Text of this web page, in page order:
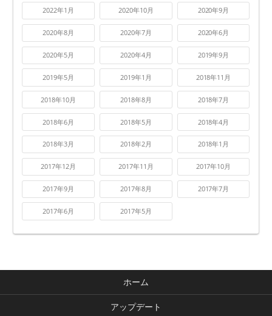
2022年1月 2020年10月 2020年9月
2020年8月 2020年7月 2020年6月
2020年5月 2020年4月 2019年9月
2019年5月 2019年1月 2018年11月
2018年10月 2018年8月 2018年7月
2018年6月 2018年5月 2018年4月
2018年3月 2018年2月 2018年1月
2017年12月 2017年11月 2017年10月
2017年9月 2017年8月 2017年7月
2017年6月 2017年5月
ホーム
アップデート